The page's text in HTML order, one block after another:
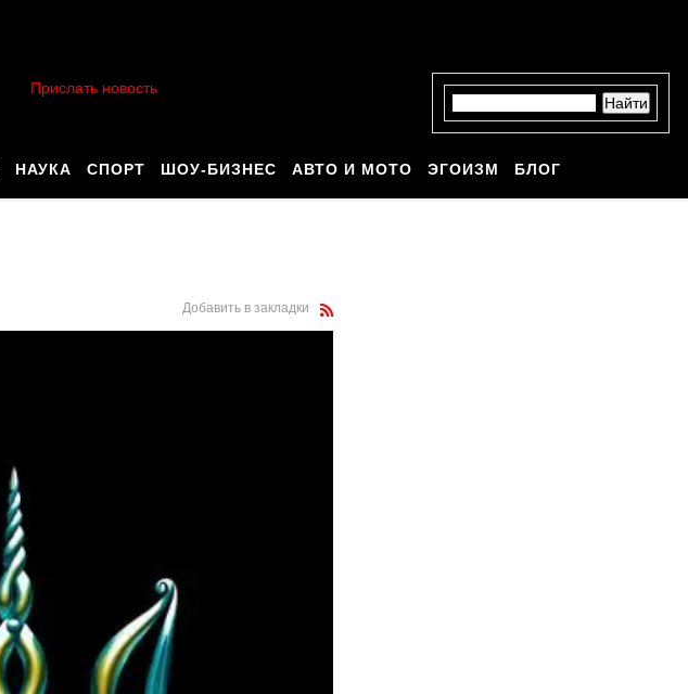
Прислать новость
НАУКА СПОРТ ШОУ-БИЗНЕС АВТО И МОТО ЭГОИЗМ БЛОГ
Добавить в закладки